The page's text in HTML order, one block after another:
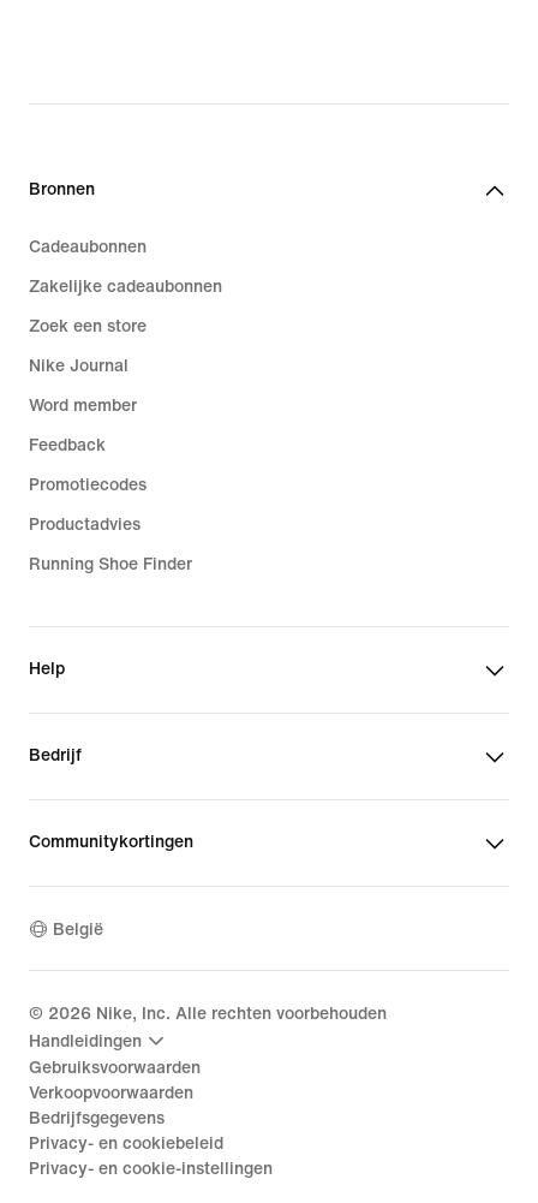
€ 119,99
Bronnen
Cadeaubonnen
Zakelijke cadeaubonnen
Zoek een store
Nike Journal
Word member
Feedback
Promotiecodes
Productadvies
Running Shoe Finder
Help
Bedrijf
Communitykortingen
België
© 2026 Nike, Inc. Alle rechten voorbehouden
Handleidingen
Gebruiksvoorwaarden
Verkoopvoorwaarden
Bedrijfsgegevens
Privacy- en cookiebeleid
Privacy- en cookie-instellingen